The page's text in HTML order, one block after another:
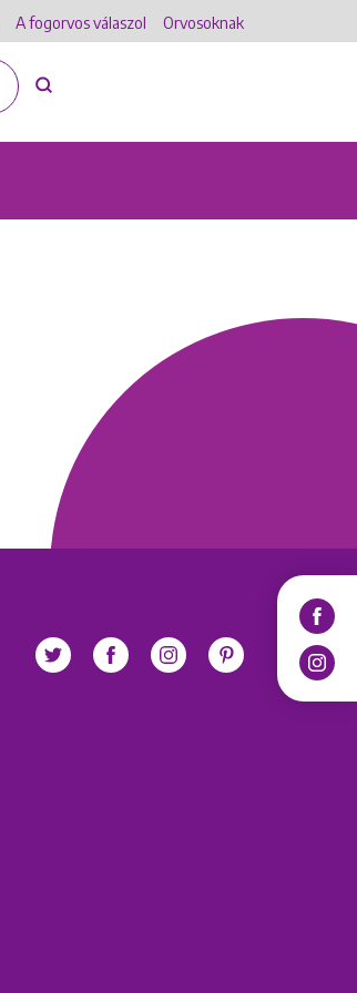
A fogorvos válaszol Orvosoknak